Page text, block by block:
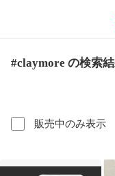
#claymore の検索
販売中のみ表示